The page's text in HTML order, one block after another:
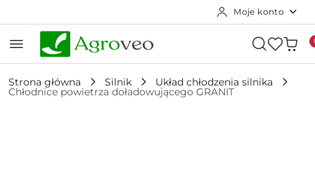
Moje konto
Strona główna Silnik Układ chłodzenia silnika
Chłodnice powietrza doładowującego GRANIT